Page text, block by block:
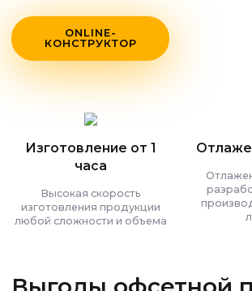
ONLINE-
КОНСТРУКТОР
Изготовление от 1
часа
Высокая скорость
изготовления продукции
любой сложности и объема